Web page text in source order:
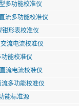
多功能校准仪
流多功能校准仪
钳形表校准仪
流电流校准仪
能校准仪
流电流校准仪
多功能校准仪
能标准源